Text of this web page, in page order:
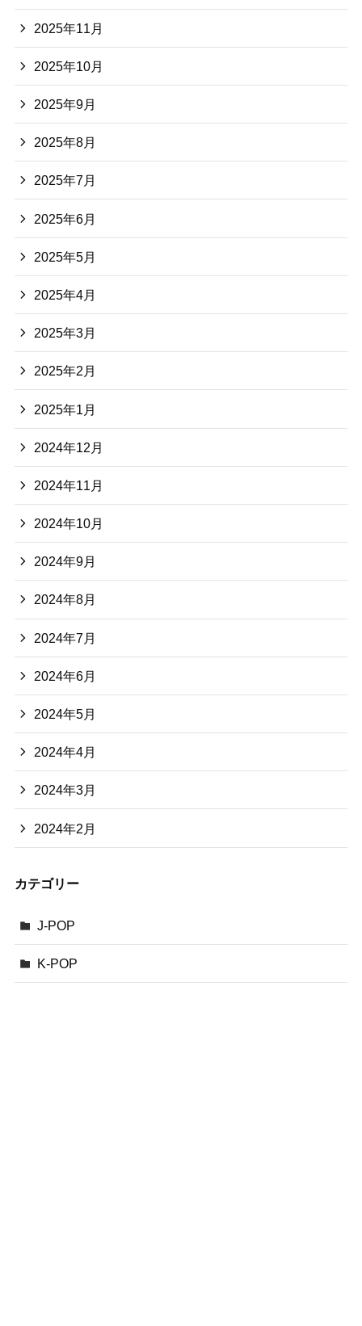
2025年11月
2025年10月
2025年9月
2025年8月
2025年7月
2025年6月
2025年5月
2025年4月
2025年3月
2025年2月
2025年1月
2024年12月
2024年11月
2024年10月
2024年9月
2024年8月
2024年7月
2024年6月
2024年5月
2024年4月
2024年3月
2024年2月
カテゴリー
J-POP
K-POP